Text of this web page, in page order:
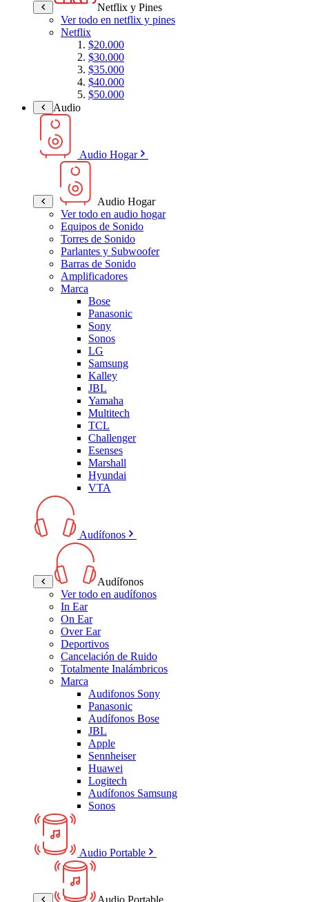
Netflix y Pines
Ver todo en netflix y pines
Netflix
$20.000
$30.000
$35.000
$40.000
$50.000
Audio
Audio Hogar
Audio Hogar
Ver todo en audio hogar
Equipos de Sonido
Torres de Sonido
Parlantes y Subwoofer
Barras de Sonido
Amplificadores
Marca
Bose
Panasonic
Sony
Sonos
LG
Samsung
Kalley
JBL
Yamaha
Multitech
TCL
Challenger
Esenses
Marshall
Hyundai
VTA
Audífonos
Audífonos
Ver todo en audífonos
In Ear
On Ear
Over Ear
Deportivos
Cancelación de Ruido
Totalmente Inalámbricos
Marca
Audifonos Sony
Panasonic
Audífonos Bose
JBL
Apple
Sennheiser
Huawei
Logitech
Audífonos Samsung
Sonos
Audio Portable
Audio Portable